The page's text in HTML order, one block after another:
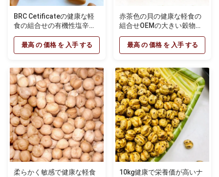
BRC Cetificateの健康な軽
食の組合せの有機性塩辛い
焼かれた松の実
最高 の 価格 を 入手 する
赤茶色の貝の健康な軽食の
組合せOEMの大きい穀物の
乾燥した焼かれたナット
最高 の 価格 を 入手 する
柔らかく敏感で健康な軽食
10kg健康で栄養価が高いナ